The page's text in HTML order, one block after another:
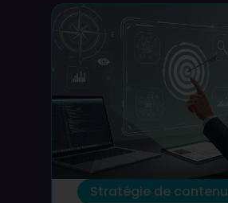
Stratégie de contenu